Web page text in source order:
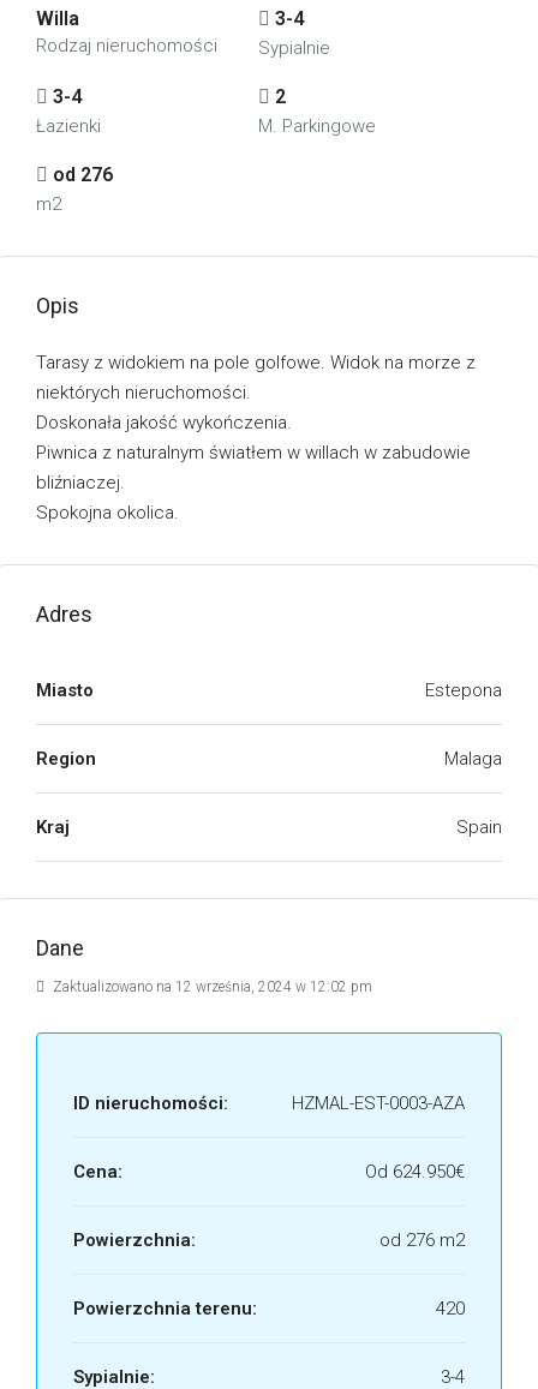
Willa
Rodzaj nieruchomości
3-4
Sypialnie
3-4
Łazienki
2
M. Parkingowe
od 276
m2
Opis
Tarasy z widokiem na pole golfowe. Widok na morze z
niektórych nieruchomości.
Doskonała jakość wykończenia.
Piwnica z naturalnym światłem w willach w zabudowie
bliźniaczej.
Spokojna okolica.
Adres
Miasto Estepona
Region Malaga
Kraj Spain
Dane
Zaktualizowano na 12 września, 2024 w 12:02 pm
ID nieruchomości: HZMAL-EST-0003-AZA
Cena: Od 624.950€
Powierzchnia: od 276 m2
Powierzchnia terenu: 420
Sypialnie: 3-4